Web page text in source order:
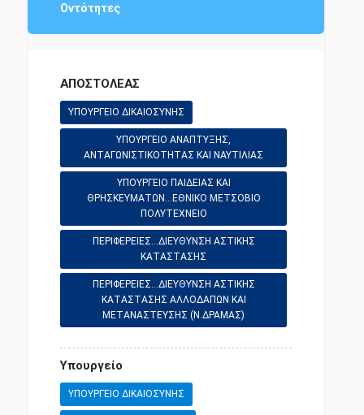
ΔΙΟΙΚΗΤΙΚΗ ΝΟΜΟΘΕΣΙΑ
ΕΘΝΙΚΗ ΟΙΚΟΝΟΜΙΑ
ΕΡΓΑΤΙΚΗ ΝΟΜΟΘΕΣΙΑ
ΕΜΠΟΡΙΚΗ ΝΟΜΟΘΕΣΙΑ
ΕΠΙΣΤΗΜΕΣ ΚΑΙ ΤΕΧΝΕΣ
Οντότητες
ΑΠΟΣΤΟΛΕΑΣ
ΥΠΟΥΡΓΕΙΟ ΔΙΚΑΙΟΣΥΝΗΣ
ΥΠΟΥΡΓΕΙΟ ΑΝΑΠΤΥΞΗΣ,
ΑΝΤΑΓΩΝΙΣΤΙΚΟΤΗΤΑΣ ΚΑΙ ΝΑΥΤΙΛΙΑΣ
ΥΠΟΥΡΓΕΙΟ ΠΑΙΔΕΙΑΣ ΚΑΙ
ΘΡΗΣΚΕΥΜΑΤΩΝ...ΕΘΝΙΚΟ ΜΕΤΣΟΒΙΟ
ΠΟΛΥΤΕΧΝΕΙΟ
ΠΕΡΙΦΕΡΕΙΕΣ...ΔΙΕΥΘΥΝΣΗ ΑΣΤΙΚΗΣ
ΚΑΤΑΣΤΑΣΗΣ
ΠΕΡΙΦΕΡΕΙΕΣ...ΔΙΕΥΘΥΝΣΗ ΑΣΤΙΚΗΣ
ΚΑΤΑΣΤΑΣΗΣ ΑΛΛΟΔΑΠΩΝ ΚΑΙ
ΜΕΤΑΝΑΣΤΕΥΣΗΣ (Ν.ΔΡΑΜΑΣ)
Υπουργείο
ΥΠΟΥΡΓΕΙΟ ΔΙΚΑΙΟΣΥΝΗΣ